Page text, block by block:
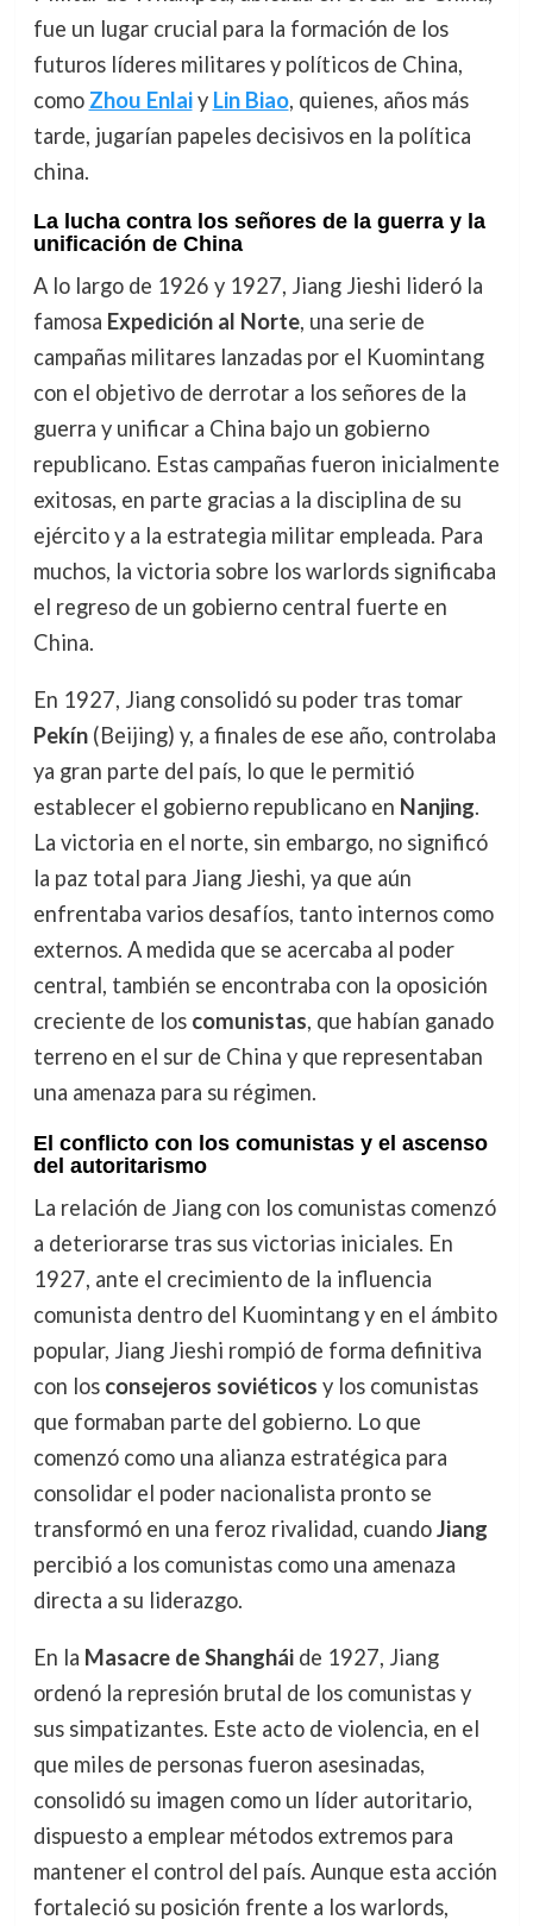
fue un lugar crucial para la formación de los
futuros líderes militares y políticos de China,
como Zhou Enlaiy Lin Biao, quienes, años más
tarde, jugarían papeles decisivos en la política
china.
La lucha contra los señores de la guerra y la
unificación de China
A lo largo de 1926 y 1927, Jiang Jieshi lideró la
famosa Expedición al Norte, una serie de
campañas militares lanzadas por el Kuomintang
con el objetivo de derrotar a los señores de la
guerra y unificar a China bajo un gobierno
republicano. Estas campañas fueron inicialmente
exitosas, en parte gracias a la disciplina de su
ejército y a la estrategia militar empleada. Para
muchos, la victoria sobre los warlords significaba
el regreso de un gobierno central fuerte en
China.
En 1927, Jiang consolidó su poder tras tomar
Pekín(Beijing) y, a finales de ese año, controlaba
ya gran parte del país, lo que le permitió
establecer el gobierno republicano en Nanjing.
La victoria en el norte, sin embargo, no significó
la paz total para Jiang Jieshi, ya que aún
enfrentaba varios desafíos, tanto internos como
externos. A medida que se acercaba al poder
central, también se encontraba con la oposición
creciente de los comunistas, que habían ganado
terreno en el sur de China y que representaban
una amenaza para su régimen.
El conflicto con los comunistas y el ascenso
del autoritarismo
La relación de Jiang con los comunistas comenzó
a deteriorarse tras sus victorias iniciales. En
1927, ante el crecimiento de la influencia
comunista dentro del Kuomintang y en el ámbito
popular, Jiang Jieshi rompió de forma definitiva
con los consejeros soviéticos y los comunistas
que formaban parte del gobierno. Lo que
comenzó como una alianza estratégica para
consolidar el poder nacionalista pronto se
transformó en una feroz rivalidad, cuandoJiang
percibió a los comunistas como una amenaza
directa a su liderazgo.
En la Masacre de Shangháide 1927, Jiang
ordenó la represión brutal de los comunistas y
sus simpatizantes. Este acto de violencia, en el
que miles de personas fueron asesinadas,
consolidó su imagen como un líder autoritario,
dispuesto a emplear métodos extremos para
mantener el control del país. Aunque esta acción
fortaleció su posición frente a los warlords,